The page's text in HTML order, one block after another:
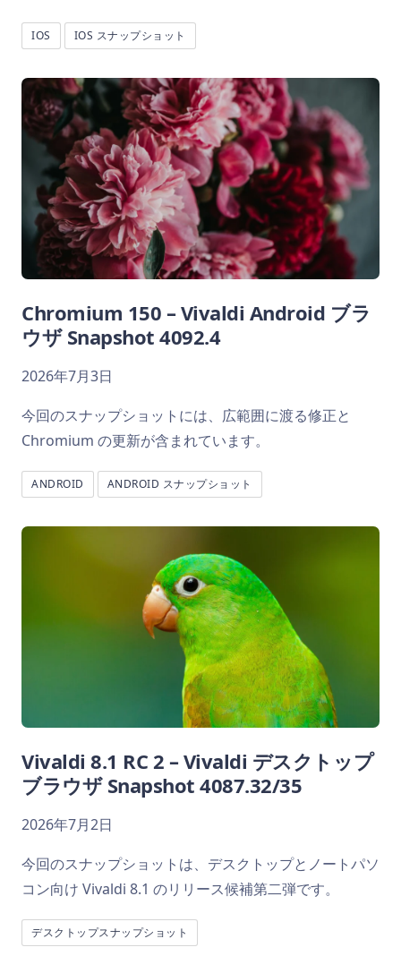
IOS IOS スナップショット
Chromium 150 – Vivaldi Android ブラ
ウザ Snapshot 4092.4
2026年7月3日
今回のスナップショットには、広範囲に渡る修正と
Chromium の更新が含まれています。
ANDROID ANDROID スナップショット
Vivaldi 8.1 RC 2 – Vivaldi デスクトップ
ブラウザ Snapshot 4087.32/35
2026年7月2日
今回のスナップショットは、デスクトップとノートパソ
コン向け Vivaldi 8.1 のリリース候補第二弾です。
デスクトップスナップショット